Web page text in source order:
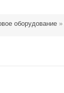
оборудование »